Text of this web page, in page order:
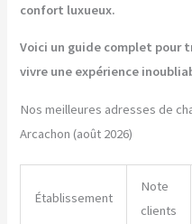
confort luxueux.
Voici un guide complet pour
vivre une expérience
Nos meilleures adresses de
Arcachon (août 2026)
Établissement
Note
clients